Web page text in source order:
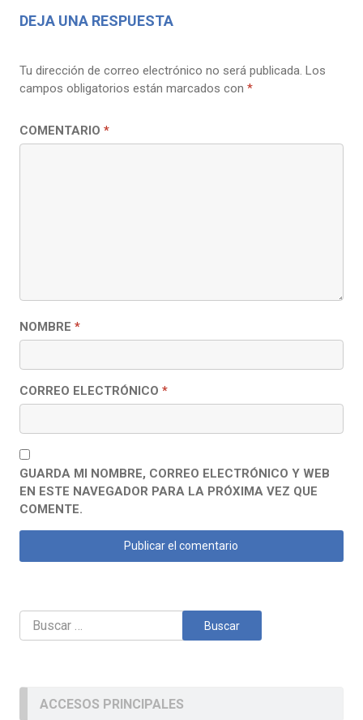
DEJA UNA RESPUESTA
Tu dirección de correo electrónico no será publicada. Los
campos obligatorios están marcados con *
COMENTARIO *
NOMBRE *
CORREO ELECTRÓNICO *
GUARDA MI NOMBRE, CORREO ELECTRÓNICO Y WEB
EN ESTE NAVEGADOR PARA LA PRÓXIMA VEZ QUE
COMENTE.
Buscar:
ACCESOS PRINCIPALES